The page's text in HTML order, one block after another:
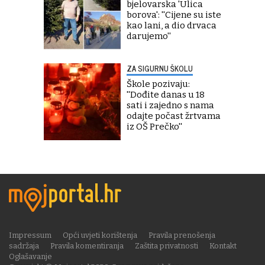
bjelovarska 'Ulica
borova': ''Cijene su iste
kao lani, a dio drvaca
darujemo''
ZA SIGURNU ŠKOLU
Škole pozivaju:
''Dođite danas u 18
sati i zajedno s nama
odajte počast žrtvama
iz OŠ Prečko''
Impressum Opći uvjeti korištenja
Pravila prenošenja
sadržaja
Pravila komentiranja Zaštita privatnosti
Kontakt
Oglašavanje